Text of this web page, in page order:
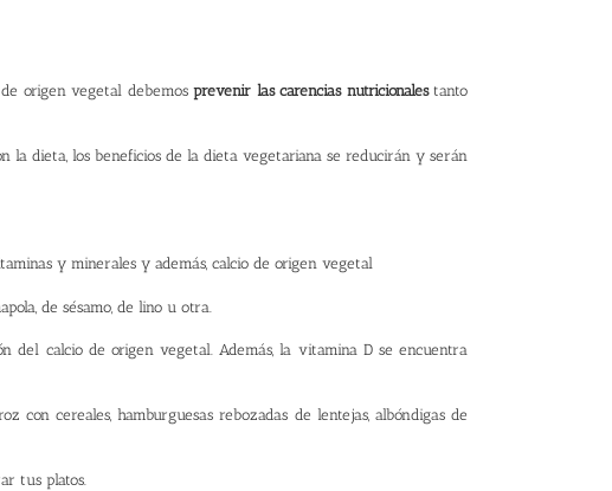
origen vegetal debemosprevenir las carencias nutricionalestanto
la dieta, los beneficios de la dieta vegetariana se reducirán y serán
y minerales y además, calcio de origen vegetal
de sésamo, de lino u otra.
del calcio de origen vegetal. Además, la vitamina D se encuentra
cereales, hamburguesas rebozadas de lentejas, albóndigas de
tus platos.